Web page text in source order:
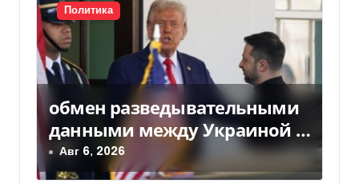
я
п
о
з
а
Политика
обмен разведывательными
данными между Украиной и
США значительно вырос, —
Politico
Авг 6, 2026